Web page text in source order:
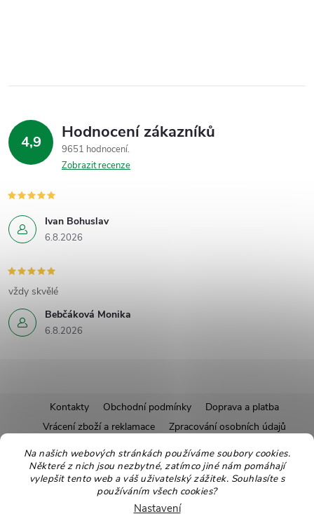
Na našich webových stránkách používáme soubory cookies.
Některé z nich jsou nezbytné, zatímco jiné nám pomáhají
vylepšit tento web a váš uživatelský zážitek. Souhlasíte s
používáním všech cookies?
Nastavení
4,9 Hodnocení zákazníků
9651 hodnocení
Zobrazit recenze
Ivan Bohuslav
6.8.2026
Bebčáková Monika
6.8.2026
vždy skvělé
á
Kontakty Obchodní podmínky
Doprava a platba
Vrácení zboží a reklamace
Zpracování osobních údajů
Pravidla soutěží
Affiliate program
Recepty
Pro nové dodavatele
Ekologické balení Moje objednávka